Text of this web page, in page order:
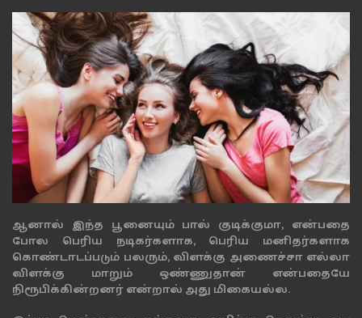
ஆனால் இந்த பூனையும் பால் குடிக்குமா, என்பதை
போல பெரிய நடிகர்களாக, பெரிய மனிதர்களாக
கொண்டாடப்படும் பலரும், விளக்கு அணைச்சா எல்லா
விளக்கு மாறும் ஒண்ணுதான் என்பதையே
நிரூபிக்கின்றனர் என்றால் அது மிகையல்ல.